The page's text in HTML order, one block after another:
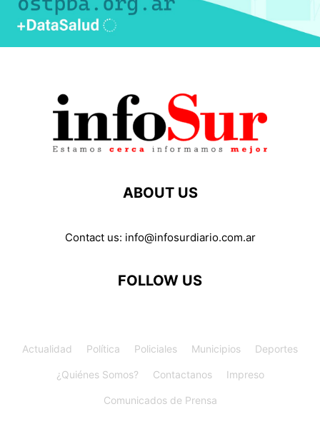
ABOUT US
Contact us: info@infosurdiario.com.ar
FOLLOW US
Actualidad Política Policiales Municipios Deportes
¿Quiénes Somos? Contactanos Impreso
Comunicados de Prensa